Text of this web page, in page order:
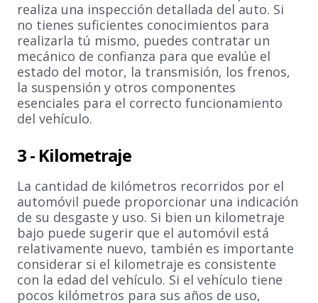
realiza una inspección detallada del auto. Si
no tienes suficientes conocimientos para
realizarla tú mismo, puedes contratar un
mecánico de confianza para que evalúe el
estado del motor, la transmisión, los frenos,
la suspensión y otros componentes
esenciales para el correcto funcionamiento
del vehículo.
3 - Kilometraje
La cantidad de kilómetros recorridos por el
automóvil puede proporcionar una indicación
de su desgaste y uso. Si bien un kilometraje
bajo puede sugerir que el automóvil está
relativamente nuevo, también es importante
considerar si el kilometraje es consistente
con la edad del vehículo. Si el vehículo tiene
pocos kilómetros para sus años de uso,